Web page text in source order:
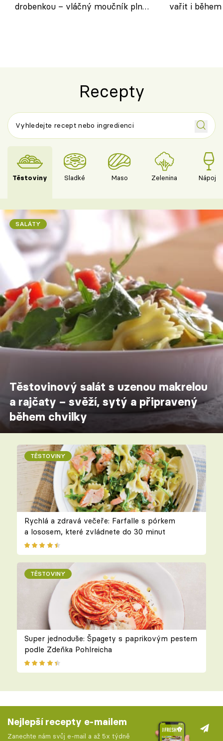
drobenkou – vláčný moučník plný
vařit i
Recepty
Těstoviny Sladké Maso Zelenina Nápoje
SALÁTY
Těstovinový salát s uzenou makrelou
a rajčaty – svěží, sytý a připravený
během chvilky
TĚSTOVINY
Rychlá a zdravá večeře: Farfalle s pórkem
a lososem, které zvládnete do 30 minut
TĚSTOVINY
Super jednoduše: Špagety s paprikovým pestem
podle Zdeňka Pohlreicha
Nejlepší recepty e-mailem
Zanechte nám svůj e-mail a až 5x týdně